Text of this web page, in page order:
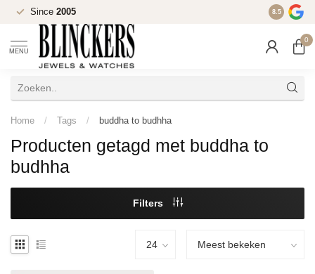
Since 2005 8.5
MENU
0
Home / Tags / buddha to budhha
Producten getagd met buddha to
budhha
Filters